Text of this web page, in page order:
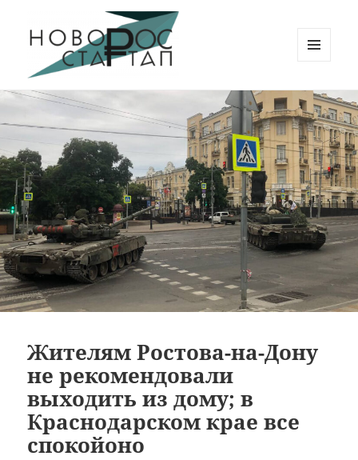
Новорос Стартап
ВИДЖЕТЫ
Жителям Ростова-на-Дону
не рекомендовали
выходить из дому; в
Краснодарском крае все
спокойоно